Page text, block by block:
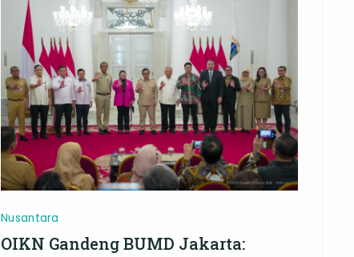
Depan
Nusantara
OIKN Gandeng BUMD Jakarta: